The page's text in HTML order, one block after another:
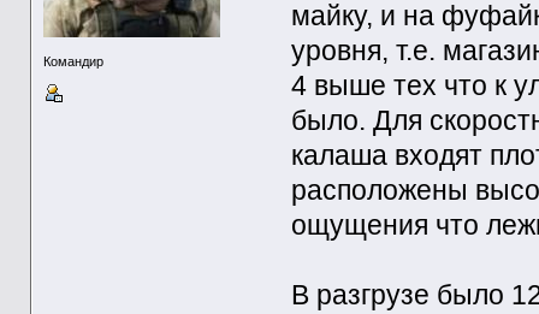
Командир
майку, и на
уровня, т.е.
4 выше тех что к
было. Для
калаша входят
расположены
ощущения что
В разгрузе было